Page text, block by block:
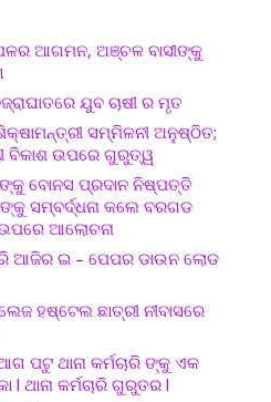
ପଳର ଆଗମନ, ଅଞ୍ଚଳ ବାସୀଙ୍କୁ
ଯୁବ ଚାଷୀ ର ମୃତ
ସମ୍ମିଳନୀ ଅନୁଷ୍ଠିତ;
ବିକାଶ ଉପରେ ଗୁରୁତ୍ୱ
ବୋନସ ପ୍ରଦାନ ନିଷ୍ପତ୍ତି
ସମ୍ବର୍ଦ୍ଧନା କଲେ ବରଗଡ
ଉପରେ ଆଲୋଚନା
ଆଜିର ଇ – ପେପର ଡାଉନ ଲୋଡ
ହଷ୍ଟେଲ ଛାତ୍ରୀ ନୀବାସରେ
ପଟୁ ଥାନା କର୍ମଚାରି ଙ୍କୁ ଏକ
l ଥାନା କର୍ମଚାରି ଗୁରୁତର l